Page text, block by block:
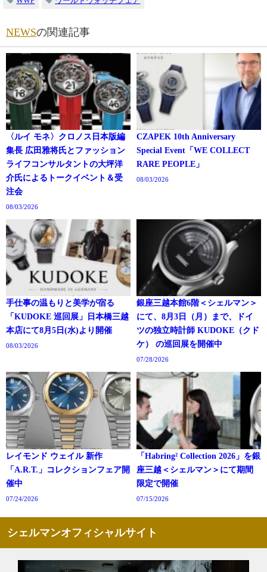
NEWSの関連記事
〈ルイ モネ〉クロノス日本版編
集長 広田雅将氏とファッション
ライフコンサルタントの大坪洋
介氏によるトークイベント＆受
注会
08/03/2026
CZAPEK 10th Anniversary
Special Event「WE COLLECT
RARE PEOPLE」
08/03/2026
手仕事の温もりと美学が宿る
「KUDOKE 巡回展」日本橋三越
本店にて8月5日(水)より開催
08/03/2026
銀座三越本館6階＜シェルマン＞
にて、8月3日（月）まで、ドイ
ツの独立時計師 KUDOKE（クド
ケ） の巡回展を開催中
07/28/2026
レイモンド ウェイル 新作
「A.R.T.」コレクションフェア開
催中
07/24/2026
「Habring² Collection 2026」を銀
座三越＜シェルマン＞にて期間
限定で開催
07/15/2026
シェルマンオフィシャルサイト